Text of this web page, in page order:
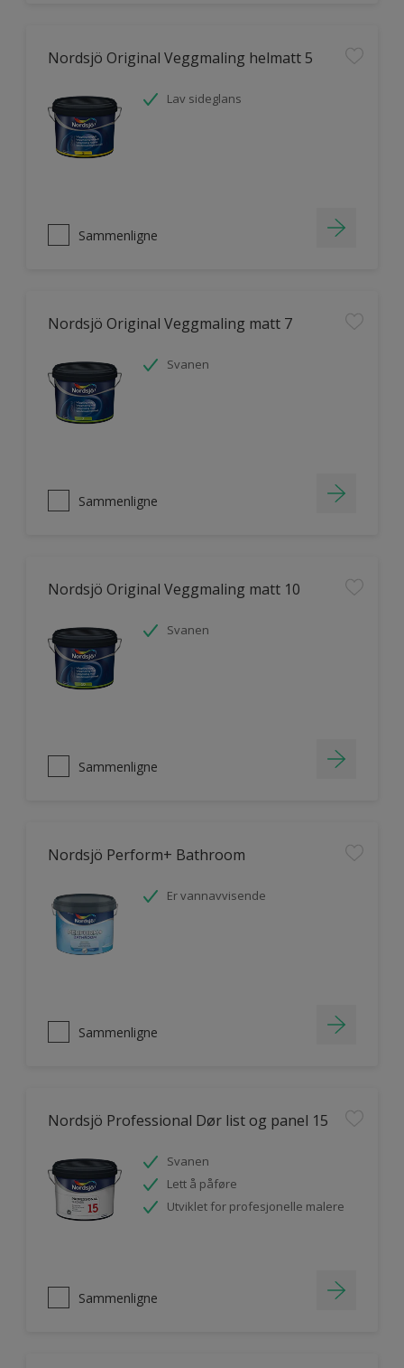
Nordsjö Original Veggmaling helmatt 5
Lav sideglans
Sammenligne
Nordsjö Original Veggmaling matt 7
Svanen
Sammenligne
Nordsjö Original Veggmaling matt 10
Svanen
Sammenligne
Nordsjö Perform+ Bathroom
Er vannavvisende
Sammenligne
Nordsjö Professional Dør list og panel 15
Svanen
Lett å påføre
Utviklet for profesjonelle malere
Sammenligne